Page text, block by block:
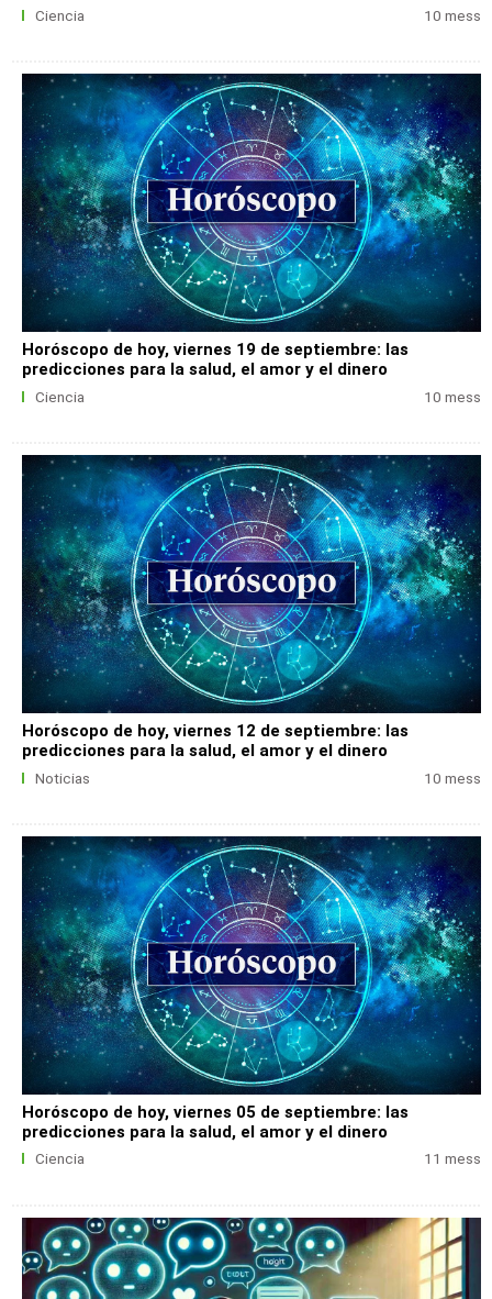
Ciencia 10 mess
Horóscopo de hoy, viernes 19 de septiembre: las
predicciones para la salud, el amor y el dinero
Ciencia 10 mess
Horóscopo de hoy, viernes 12 de septiembre: las
predicciones para la salud, el amor y el dinero
Noticias 10 mess
Horóscopo de hoy, viernes 05 de septiembre: las
predicciones para la salud, el amor y el dinero
Ciencia 11 mess